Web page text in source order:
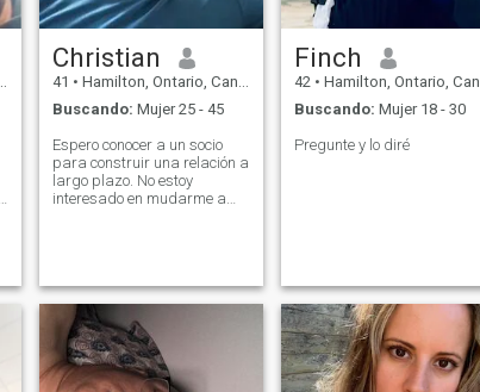
Christian
41 • Hamilton, Ontario, Canadá
Buscando: Mujer 25 - 45
Espero conocer a un socio
para construir una relación a
largo plazo. No estoy
interesado en mudarme a
Latinoamérica Cupid.com.
Pase por allí y salude para
poder responder :)
Finch
42 • Hamilton, Ontario, Canadá
Buscando: Mujer 18 - 30
Pregunte y lo diré